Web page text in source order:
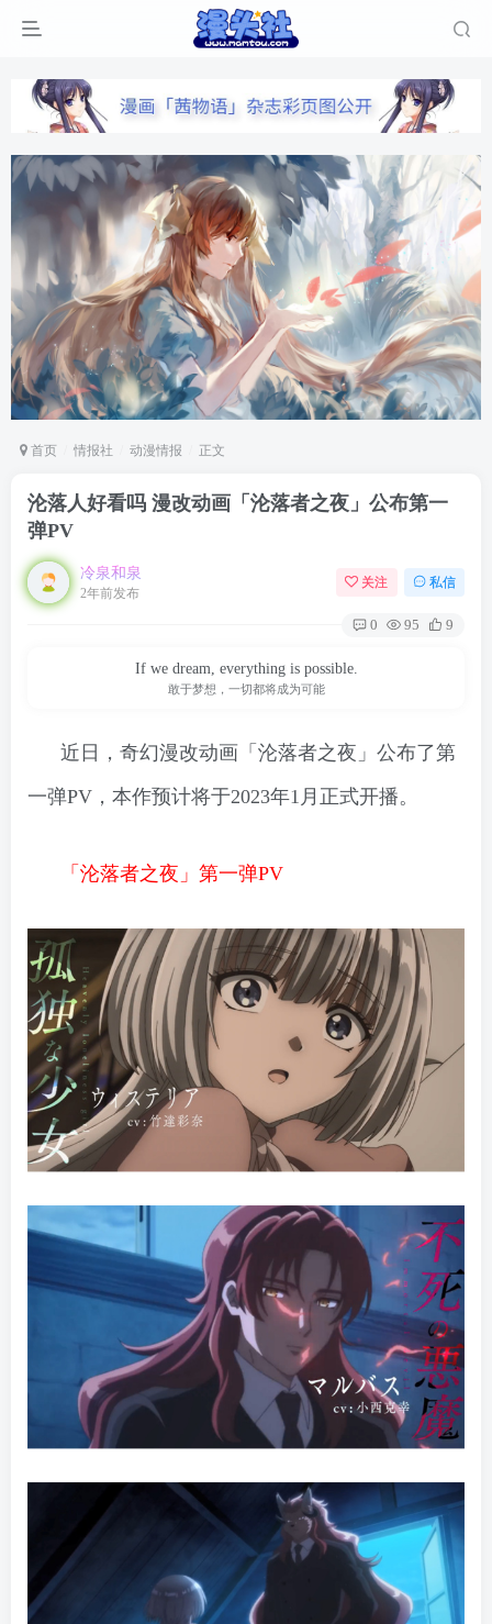
首页 情报社 动漫情报 正文
沦落人好看吗 漫改动画「沦落者之夜」公布第一
弹PV
冷泉和泉
2年前发布
关注 私信
0 95 9
If we dream, everything is possible.
敢于梦想，一切都将成为可能
近日，奇幻漫改动画「沦落者之夜」公布了第
一弹PV，本作预计将于2023年1月正式开播。
「沦落者之夜」第一弹PV